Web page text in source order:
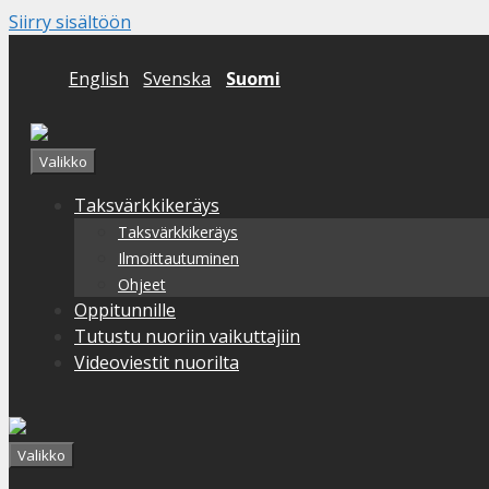
Siirry sisältöön
English Svenska Suomi
Valikko
Taksvärkkikeräys
Taksvärkkikeräys
Ilmoittautuminen
Ohjeet
Oppitunnille
Tutustu nuoriin vaikuttajiin
Videoviestit nuorilta
Valikko